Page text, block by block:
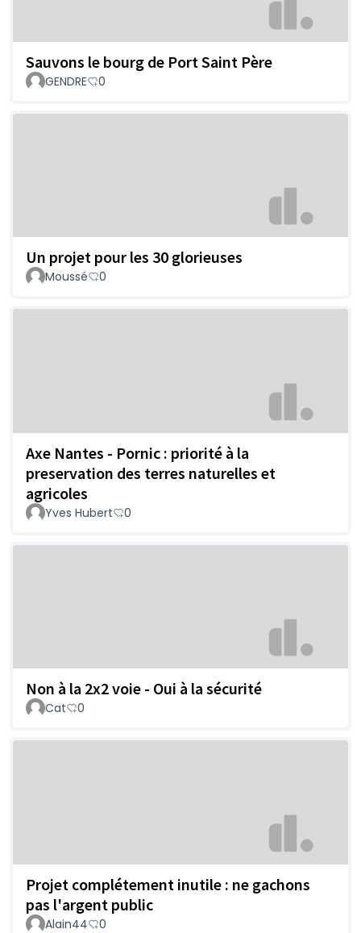
Sauvons le bourg de Port Saint Père
GENDRE 0
Un projet pour les 30 glorieuses
Moussé 0
Axe Nantes - Pornic : priorité à la
preservation des terres naturelles et
agricoles
Yves Hubert 0
Non à la 2x2 voie - Oui à la sécurité
Cat 0
Projet complétement inutile : ne gachons
pas l'argent public
Alain44 0